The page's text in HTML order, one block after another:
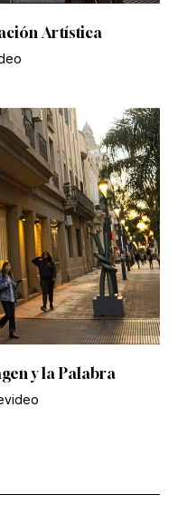
Artística
y la Palabra